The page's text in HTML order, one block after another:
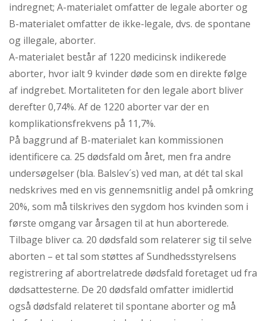
indregnet; A-materialet omfatter de legale aborter og
B-materialet omfatter de ikke-legale, dvs. de spontane
og illegale, aborter.
A-materialet består af 1220 medicinsk indikerede
aborter, hvor ialt 9 kvinder døde som en direkte følge
af indgrebet. Mortaliteten for den legale abort bliver
derefter 0,74%. Af de 1220 aborter var der en
komplikationsfrekvens på 11,7%.
På baggrund af B-materialet kan kommissionen
identificere ca. 25 dødsfald om året, men fra andre
undersøgelser (bla. Balslev´s) ved man, at dét tal skal
nedskrives med en vis gennemsnitlig andel på omkring
20%, som må tilskrives den sygdom hos kvinden som i
første omgang var årsagen til at hun aborterede.
Tilbage bliver ca. 20 dødsfald som relaterer sig til selve
aborten – et tal som støttes af Sundhedsstyrelsens
registrering af abortrelatrede dødsfald foretaget ud fra
dødsattesterne. De 20 dødsfald omfatter imidlertid
også dødsfald relateret til spontane aborter og må